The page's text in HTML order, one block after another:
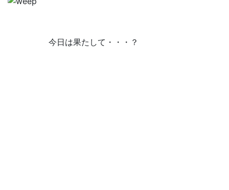
今日は果たして・・・？